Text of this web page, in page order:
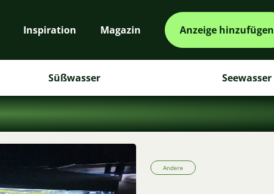
Inspiration Magazin Anzeige hinzufügen
Süßwasser Seewasser
Andere